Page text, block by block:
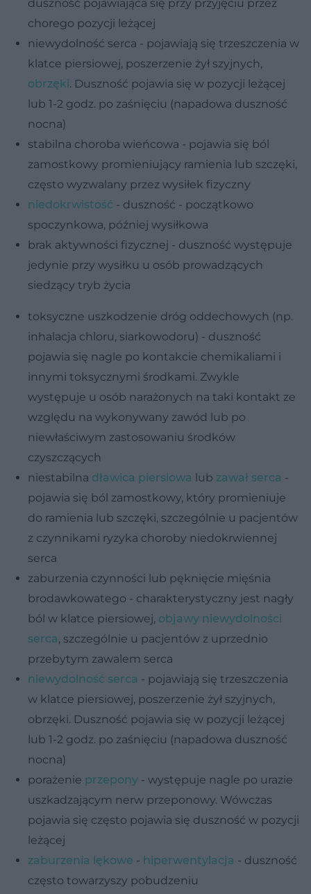
duszność pojawiająca się przy przyjęciu przez
chorego pozycji leżącej
niewydolność serca - pojawiają się trzeszczenia w
klatce piersiowej, poszerzenie żył szyjnych,
obrzęki. Duszność pojawia się w pozycji leżącej
lub 1-2 godz. po zaśnięciu (napadowa duszność
nocna)
stabilna choroba wieńcowa - pojawia się ból
zamostkowy promieniujący ramienia lub szczęki,
często wyzwalany przez wysiłek fizyczny
niedokrwistość - duszność - początkowo
spoczynkowa, później wysiłkowa
brak aktywności fizycznej - duszność występuje
jedynie przy wysiłku u osób prowadzących
siedzący tryb życia
toksyczne uszkodzenie dróg oddechowych (np.
inhalacja chloru, siarkowodoru) - duszność
pojawia się nagle po kontakcie chemikaliami i
innymi toksycznymi środkami. Zwykle
występuje u osób narażonych na taki kontakt ze
względu na wykonywany zawód lub po
niewłaściwym zastosowaniu środków
czyszczących
niestabilna dławica piersiowa lub zawał serca -
pojawia się ból zamostkowy, który promieniuje
do ramienia lub szczęki, szczególnie u pacjentów
z czynnikami ryzyka choroby niedokrwiennej
serca
zaburzenia czynności lub pęknięcie mięśnia
brodawkowatego - charakterystyczny jest nagły
ból w klatce piersiowej, objawy niewydolności
serca, szczególnie u pacjentów z uprzednio
przebytym zawalem serca
niewydolność serca - pojawiają się trzeszczenia
w klatce piersiowej, poszerzenie żył szyjnych,
obrzęki. Duszność pojawia się w pozycji leżącej
lub 1-2 godz. po zaśnięciu (napadowa duszność
nocna)
porażenie przepony - występuje nagle po urazie
uszkadzającym nerw przeponowy. Wówczas
pojawia się często pojawia się duszność w pozycji
leżącej
zaburzenia lękowe - hiperwentylacja - duszność
często towarzyszy pobudzeniu